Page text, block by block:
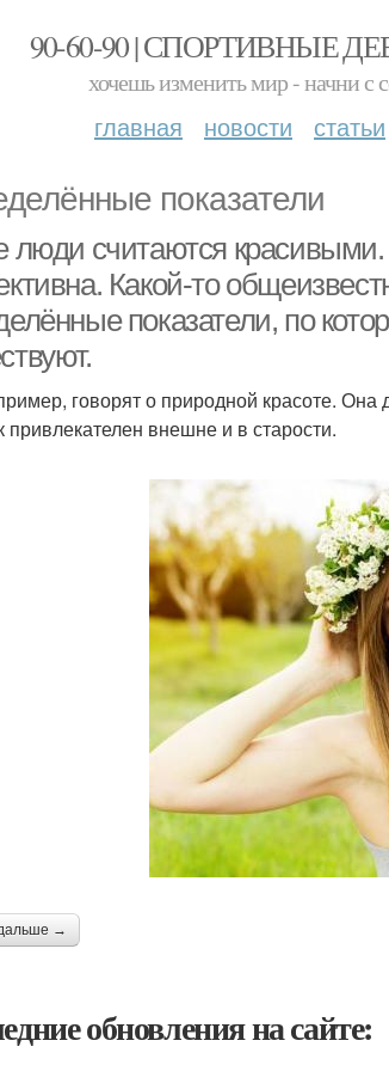
90-60-90 | СПОРТИВНЫЕ
хочешь изменить мир - начни с
главная новости статьи
показатели
люди считаются
Какой-то
показатели, по
говорят о природной красоте.
привлекателен внешне и в старости.
→
обновления на сайте: